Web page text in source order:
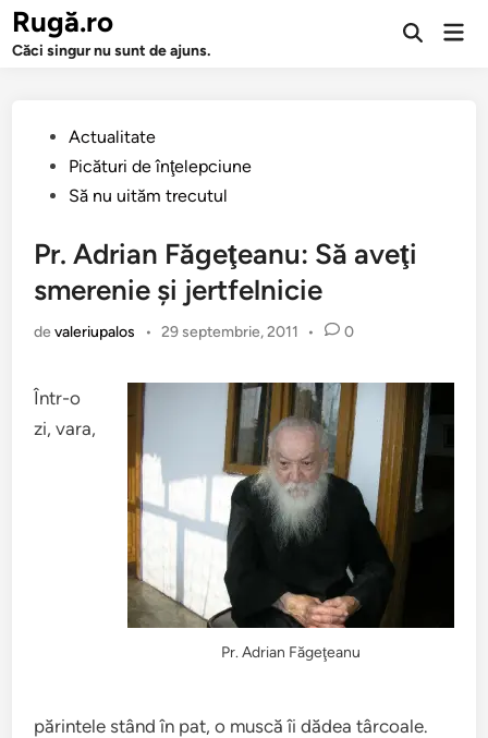
Sari
conținut
Rugă.ro
Căci singur nu sunt de ajuns.
Deschide
PublicatActualitate
Picături de înţelepciune
Să nu uităm trecutul
Pr. Adrian Făgeţeanu: Să aveţi
smerenie şi jertfelnicie
devaleriupalos • 29 septembrie, 2011 • 0
Pr. Adrian Făgeţeanu
Într-o
zi, vara,
părintele stând în pat, o muscă îi dădea târcoale.